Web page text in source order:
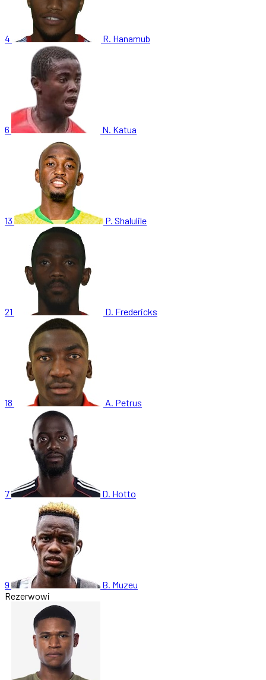
4 R. Hanamub
6 N. Katua
13 P. Shalulile
21 D. Fredericks
18 A. Petrus
7 D. Hotto
9
B. Muzeu
Rezerwowi